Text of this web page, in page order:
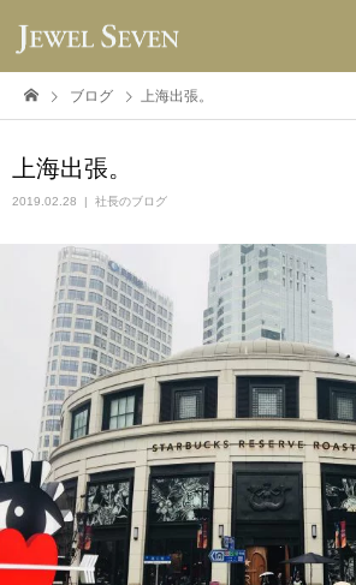
ブログ 上海出張。
上海出張。
2019.02.28 社長のブログ